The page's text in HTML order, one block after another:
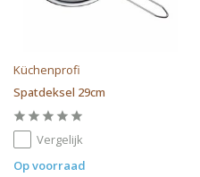
Küchenprofi
Spatdeksel 29cm
Vergelijk
Op voorraad